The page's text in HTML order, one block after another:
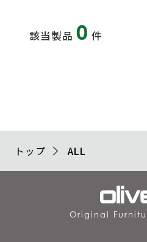
該当製品 0 件
トップ ALL
Original